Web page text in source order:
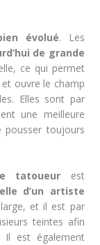
évolué. Les
de grande
ce qui permet
ouvre le champ
Elles sont par
une meilleure
pousser toujours
tatoueur est
d’un artiste
et il est par
teintes afin
Il est également